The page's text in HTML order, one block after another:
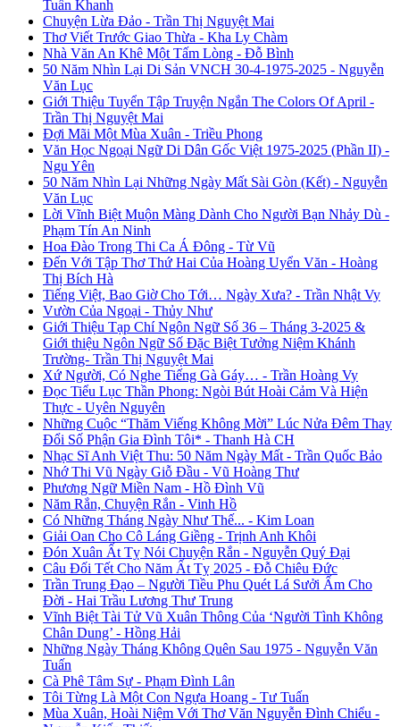
Tuấn Khanh
Chuyện Lừa Đảo - Trần Thị Nguyệt Mai
Thơ Viết Trước Giao Thừa - Kha Ly Chàm
Nhà Văn An Khê Một Tấm Lòng - Đỗ Bình
50 Năm Nhìn Lại Di Sản VNCH 30-4-1975-2025 - Nguyễn
Văn Lục
Giới Thiệu Tuyển Tập Truyện Ngắn The Colors Of April -
Trần Thị Nguyệt Mai
Đợi Mãi Một Mùa Xuân - Triều Phong
Văn Học Ngoại Ngữ Di Dân Gốc Việt 1975-2025 (Phần II) -
Ngu Yên
50 Năm Nhìn Lại Những Ngày Mất Sài Gòn (Kết) - Nguyễn
Văn Lục
Lời Vĩnh Biệt Muộn Màng Dành Cho Người Bạn Nhảy Dù -
Phạm Tín An Ninh
Hoa Đào Trong Thi Ca Á Đông - Từ Vũ
Đến Với Tập Thơ Thứ Hai Của Hoàng Uyển Văn - Hoàng
Thị Bích Hà
Tiếng Việt, Bao Giờ Cho Tới… Ngày Xưa? - Trần Nhật Vy
Vườn Của Ngoại - Thủy Như
Giới Thiệu Tạp Chí Ngôn Ngữ Số 36 – Tháng 3-2025 &
Giới thiệu Ngôn Ngữ Số Đặc Biệt Tưởng Niệm Khánh
Trường- Trần Thị Nguyệt Mai
Xứ Người, Có Nghe Tiếng Gà Gáy… - Trần Hoàng Vy
Đọc Tiểu Lục Thần Phong: Ngòi Bút Hoài Cảm Và Hiện
Thực - Uyên Nguyên
Những Cuộc “Thăm Viếng Không Mời” Lúc Nửa Đêm Thay
Đổi Số Phận Gia Đình Tôi* - Thanh Hà CH
Nhạc Sĩ Anh Việt Thu: 50 Năm Ngày Mất - Trần Quốc Bảo
Nhớ Thi Vũ Ngày Giỗ Đầu - Vũ Hoàng Thư
Phương Ngữ Miền Nam - Hồ Đình Vũ
Năm Rắn, Chuyện Rắn - Vinh Hồ
Có Những Tháng Ngày Như Thế... - Kim Loan
Giải Oan Cho Cô Láng Giềng - Trịnh Anh Khôi
Đón Xuân Ất Tỵ Nói Chuyện Rắn - Nguyễn Quý Đại
Câu Đối Tết Cho Năm Ất Tỵ 2025 - Đỗ Chiêu Đức
Trần Trung Đạo – Người Tiều Phu Quét Lá Sưởi Ấm Cho
Đời - Hai Trầu Lương Thư Trung
Vĩnh Biệt Tài Tử Vũ Xuân Thông Của ‘Người Tình Không
Chân Dung’ - Hồng Hải
Những Ngày Tháng Không Quên Sau 1975 - Nguyễn Văn
Tuấn
Cà Phê Tâm Sự - Phạm Đình Lân
Tôi Từng Là Một Con Ngựa Hoang - Tư Tuấn
Mùa Xuân, Hoài Niệm Với Thơ Văn Nguyễn Đình Chiểu -